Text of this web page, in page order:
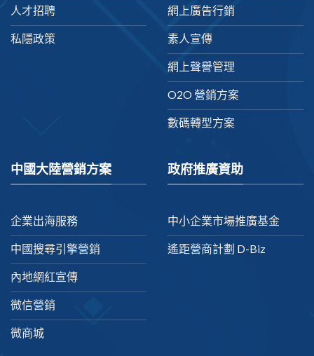
人才招聘
私隱政策
網上廣告行銷
素人宣傳
網上聲譽管理
O2O 營銷方案
數碼轉型方案
中國大陸營銷方案
企業出海服務
中國搜尋引擎營銷
內地網紅宣傳
微信營銷
微商城
政府推廣資助
中小企業市場推廣基金
遙距營商計劃 D-Biz